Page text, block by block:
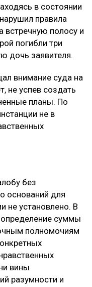
в состоянии
правила
встречную полосу и
погибли три
дочь заявителя.
внимание суда на
не успев создать
планы. По
не в
без
оснований для
не установлено. В
определение суммы
полномочиям
вины
разумности и